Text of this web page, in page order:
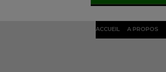
ACCUEIL A PROPOS